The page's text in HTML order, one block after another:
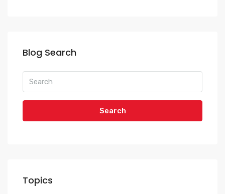
Blog Search
Search
Topics